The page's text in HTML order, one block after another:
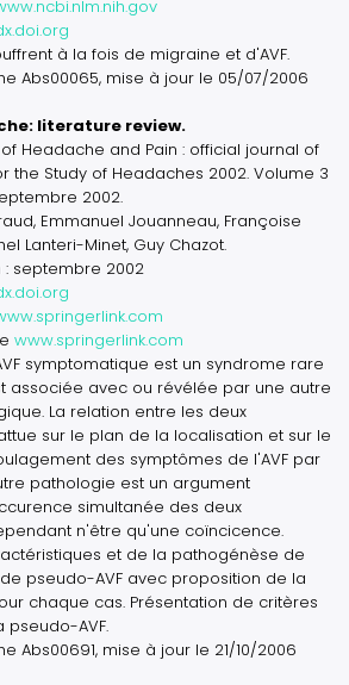
à la fois de migraine et d'AVF.
Abs00065, mise à jour le 05/07/2006
literature review.
of Headache and Pain : official journal of
the Study of Headaches 2002. Volume 3
2002.
Emmanuel Jouanneau, Françoise
Lanteri-Minet, Guy Chazot.
septembre 2002
www.springerlink.com
symptomatique est un syndrome rare
associée avec ou révélée par une autre
La relation entre les deux
sur le plan de la localisation et sur le
des symptômes de l'AVF par
pathologie est un argument
simultanée des deux
n'être qu'une coïncicence.
et de la pathogénèse de
de pseudo-AVF avec proposition de la
chaque cas. Présentation de critères
AVF.
Abs00691, mise à jour le 21/10/2006